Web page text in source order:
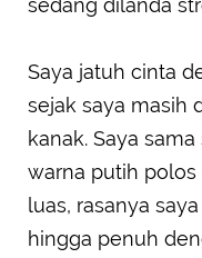
Saya jatuh cinta
sejak saya masih
kanak. Saya
warna putih
luas, rasanya
hingga penuh